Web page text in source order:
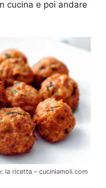
cucina e poi andare
la ricetta – cuciniamoli.com